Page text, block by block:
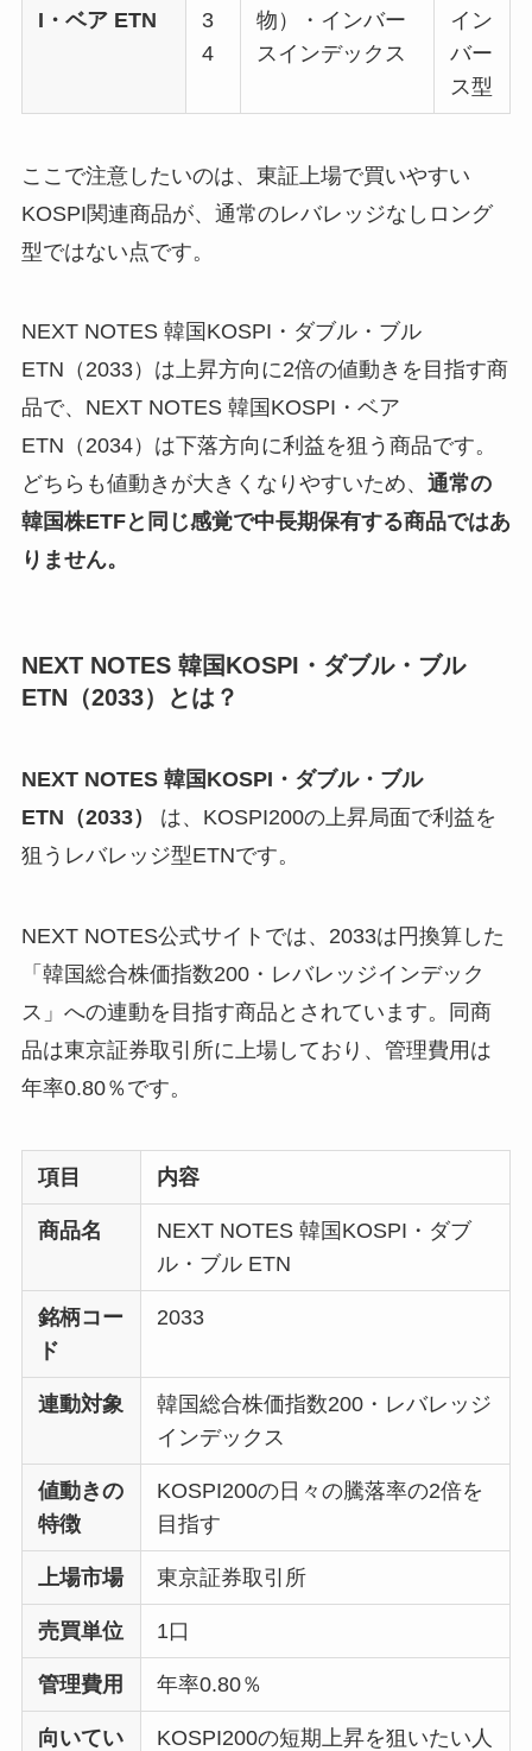
I・ベア ETN
3
4
物）・インバー
スインデックス
イン
バー
ス型
ここで注意したいのは、東証上場で買いやすい
KOSPI関連商品が、通常のレバレッジなしロング
型ではない点です。
NEXT NOTES 韓国KOSPI・ダブル・ブル
ETN（2033）は上昇方向に2倍の値動きを目指す商
品で、NEXT NOTES 韓国KOSPI・ベア
ETN（2034）は下落方向に利益を狙う商品です。
どちらも値動きが大きくなりやすいため、 通常の
韓国株ETFと同じ感覚で中長期保有する商品ではあ
りません。
NEXT NOTES 韓国KOSPI・ダブル・ブル
ETN（2033）とは？
NEXT NOTES 韓国KOSPI・ダブル・ブル
ETN（2033）
は、KOSPI200の上昇局面で利益を
狙うレバレッジ型ETNです。
NEXT NOTES公式サイトでは、2033は円換算した
「韓国総合株価指数200・レバレッジインデック
ス」への連動を目指す商品とされています。同商
品は東京証券取引所に上場しており、管理費用は
年率0.80％です。
項目 内容
商品名
NEXT NOTES 韓国KOSPI・ダブ
ル・ブル ETN
銘柄コー
ド
2033
連動対象
韓国総合株価指数200・レバレッジ
インデックス
値動きの
特徴
KOSPI200の日々の騰落率の2倍を
目指す
上場市場 東京証券取引所
売買単位 1口
管理費用 年率0.80％
向いてい
KOSPI200の短期上昇を狙いたい人